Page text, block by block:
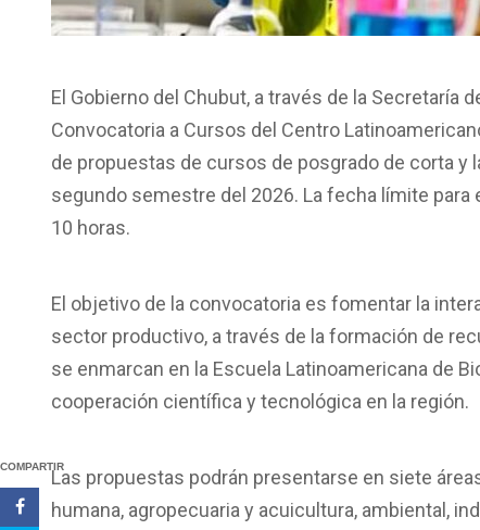
COMPARTIR
El Gobierno del Chubut, a través de la Secretaría
Convocatoria a Cursos del Centro
de propuestas de cursos de posgrado de corta y
segundo semestre del 2026. La fecha límite
10 horas.
El objetivo de la convocatoria es fomentar la
sector productivo, a través de la formación de
se enmarcan en la Escuela Latinoamericana de
cooperación científica y tecnológica en la región.
Las propuestas podrán presentarse en siete
humana, agropecuaria y acuicultura, ambiental,